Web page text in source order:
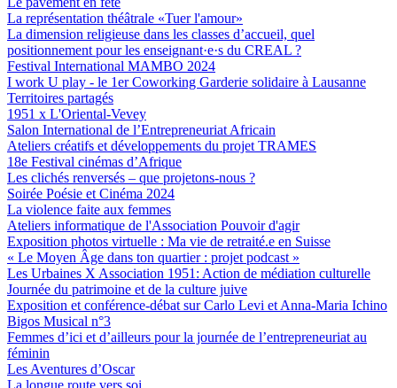
La représentation théâtrale «Tuer l'amour»
La dimension religieuse dans les classes d’accueil, quel
positionnement pour les enseignant·e·s du CREAL ?
Festival International MAMBO 2024
I work U play - le 1er Coworking Garderie solidaire à Lausanne
Territoires partagés
1951 x L'Oriental-Vevey
Salon International de l’Entrepreneuriat Africain
Ateliers créatifs et développements du projet TRAMES
18e Festival cinémas d’Afrique
Les clichés renversés – que projetons-nous ?
Soirée Poésie et Cinéma 2024
La violence faite aux femmes
Ateliers informatique de l'Association Pouvoir d'agir
Exposition photos virtuelle : Ma vie de retraité.e en Suisse
« Le Moyen Âge dans ton quartier : projet podcast »
Les Urbaines X Association 1951: Action de médiation culturelle
Journée du patrimoine et de la culture juive
Exposition et conférence-débat sur Carlo Levi et Anna-Maria Ichino
Bigos Musical n°3
Femmes d’ici et d’ailleurs pour la journée de l’entrepreneuriat au
féminin
Les Aventures d’Oscar
La longue route vers soi